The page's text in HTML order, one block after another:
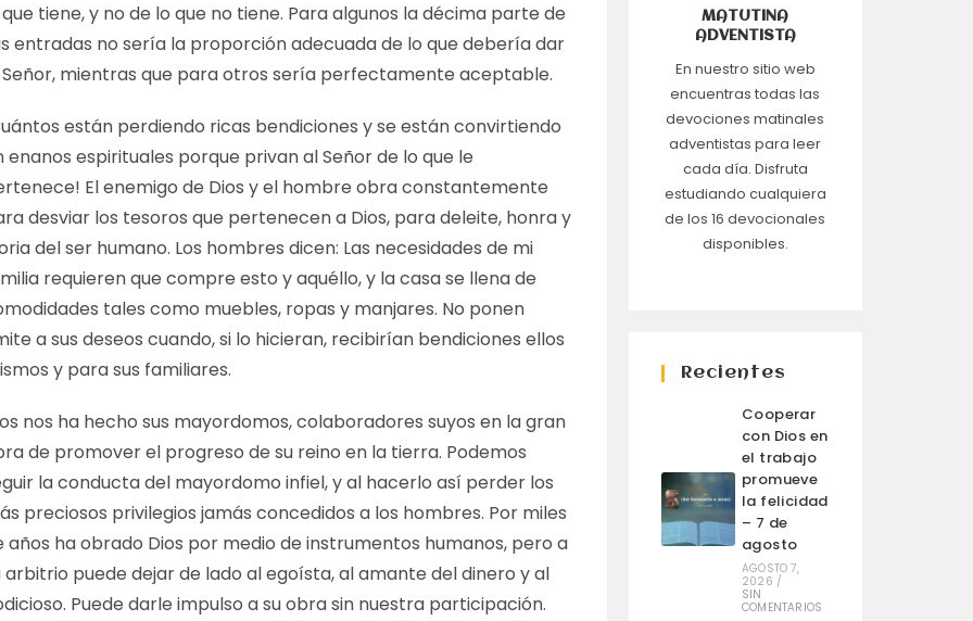
tiene, y no de lo que no tiene. Para algunos la décima parte de
entradas no sería la proporción adecuada de lo que debería dar
mientras que para otros sería perfectamente aceptable.
están perdiendo ricas bendiciones y se están convirtiendo
enanos espirituales porque privan al Señor de lo que le
El enemigo de Dios y el hombre obra constantemente
desviar los tesoros que pertenecen a Dios, para deleite, honra y
del ser humano. Los hombres dicen: Las necesidades de mi
requieren que compre esto y aquéllo, y la casa se llena de
tales como muebles, ropas y manjares. No ponen
a sus deseos cuando, si lo hicieran, recibirían bendiciones ellos
y para sus familiares.
nos ha hecho sus mayordomos, colaboradores suyos en la gran
de promover el progreso de su reino en la tierra. Podemos
la conducta del mayordomo infiel, y al hacerlo así perder los
preciosos privilegios jamás concedidos a los hombres. Por miles
años ha obrado Dios por medio de instrumentos humanos, pero a
arbitrio puede dejar de lado al egoísta, al amante del dinero y al
Puede darle impulso a su obra sin nuestra participación.
MATUTINA
ADVENTISTA
En nuestro sitio web
encuentras todas las
devociones matinales
adventistas para leer
cada día. Disfruta
estudiando cualquiera
de los 16 devocionales
disponibles.
Recientes
Cooperar
con Dios en
el trabajo
promueve
la felicidad
– 7 de
agosto
AGOSTO 7,
2026 /
SIN
COMENTARIOS